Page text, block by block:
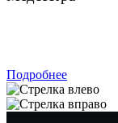
Подробнее